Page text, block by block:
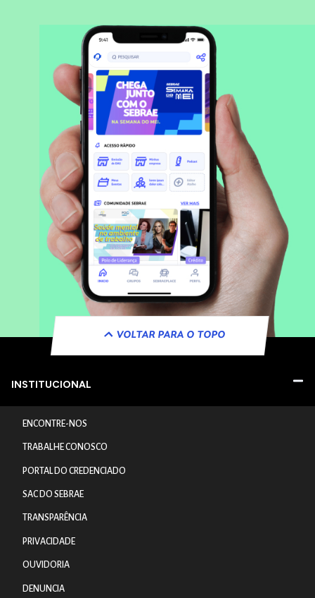
VOLTAR PARA O TOPO
INSTITUCIONAL
ENCONTRE-NOS
TRABALHE CONOSCO
PORTAL DO CREDENCIADO
SAC DO SEBRAE
TRANSPARÊNCIA
PRIVACIDADE
OUVIDORIA
DENUNCIA